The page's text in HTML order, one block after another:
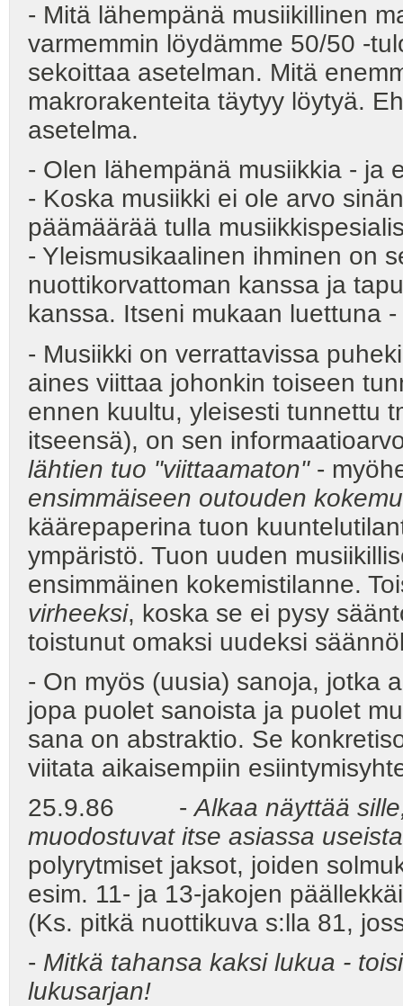
- Mitä lähempänä musiikillinen
varmemmin löydämme 50/50 -
sekoittaa asetelman. Mitä
makrorakenteita täytyy löytyä.
asetelma.
- Olen lähempänä musiikkia - ja
- Koska musiikki ei ole arvo
päämäärää tulla
- Yleismusikaalinen ihminen on
nuottikorvattoman kanssa ja
kanssa. Itseni mukaan luettuna
- Musiikki on verrattavissa
aines viittaa johonkin toiseen
ennen kuultu, yleisesti tunnettu
itseensä), on sen
lähtien tuo "viittaamaton"-
ensimmäiseen outouden
käärepaperina tuon
ympäristö. Tuon uuden
ensimmäinen kokemistilanne.
virheeksi, koska se ei pysy
toistunut omaksi uudeksi
- On myös (uusia) sanoja, jotka
jopa puolet sanoista ja puolet
sana on abstraktio. Se
viitata aikaisempiin
25.9.86 -Alkaa näyttää
muodostuvat itse asiassa
polyrytmiset jaksot, joiden
esim. 11- ja 13-jakojen
(Ks. pitkä nuottikuva s:lla 81,
- Mitkä tahansa kaksi lukua -
lukusarjan!